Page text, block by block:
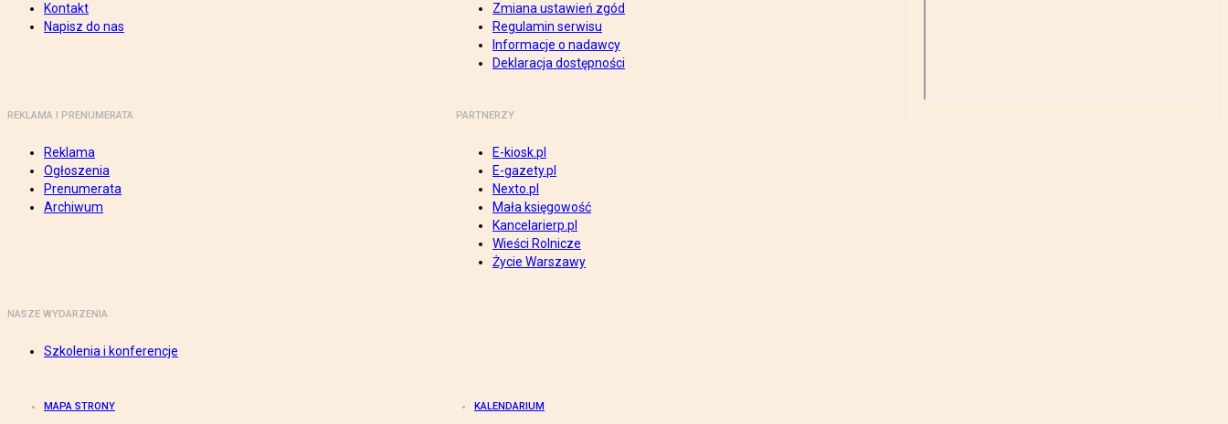
Kontakt
Napisz do nas
Zmiana ustawień zgód
Regulamin serwisu
Informacje o nadawcy
Deklaracja dostępności
REKLAMA I PRENUMERATA
Reklama
Ogłoszenia
Prenumerata
Archiwum
PARTNERZY
E-kiosk.pl
E-gazety.pl
Nexto.pl
Mała księgowość
Kancelarierp.pl
Wieści Rolnicze
Życie Warszawy
NASZE WYDARZENIA
Szkolenia i konferencje
MAPA STRONY KALENDARIUM